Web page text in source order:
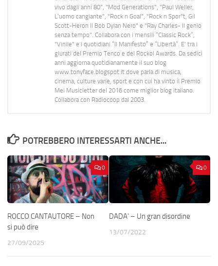
vivo dagli anni 80", "Mod Generations", "Paul Weller,
L’uomo cangiante", "Rock n Goal", "Rock n Spor"t, Gil
Scott-Heron Il Bob Dylan Nero" e "Ray Charles- Il genio
senza tempo". Collabora con i mensili “Classic Rock”,
"Vinile" e i quotidiani “Il Manifesto” e “Libertà”. E' tra i
giurati del Premio Tenco e del Rockol Awards. Da sedici
anni aggiorna quotidianamente il suo blog
www.tonyface.blogspot.it dove parla di musica,
cinema, culture varie, sport e con cui ha vinto il Premio
Mei Musicletter del 2016 come miglior blog italiano.
Collabora con Radiocoop dal 2003.
POTREBBERO INTERESSARTI ANCHE...
0
ROCCO CANTAUTORE – Non
si può dire
27/09/2025
0
DADA’ – Un gran disordine
13/07/2022